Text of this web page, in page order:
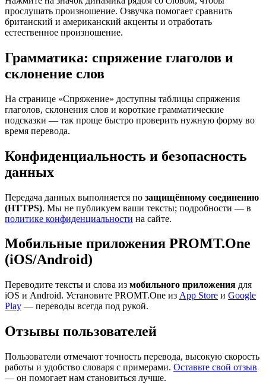
прослушать произношение. Озвучка помогает сравнить
британский и американский акценты и отработать
естественное произношение.
Грамматика: спряжение глаголов и
склонение слов
На странице «Спряжение» доступны таблицы спряжения
глаголов, склонения слов и короткие грамматические
подсказки — так проще быстро проверить нужную форму во
время перевода.
Конфиденциальность и безопасность
данных
Передача данных выполняется по защищённому соединению
(HTTPS). Мы не публикуем ваши тексты; подробности — в
политике конфиденциальности на сайте.
Мобильные приложения PROMT.One
(iOS/Android)
Переводите тексты и слова из мобильного приложения для
iOS и Android. Установите PROMT.One из App Store и Google
Play — переводы всегда под рукой.
Отзывы пользователей
Пользователи отмечают точность перевода, высокую скорость
работы и удобство словаря с примерами. Оставьте свой отзыв
— он помогает нам становиться лучше.